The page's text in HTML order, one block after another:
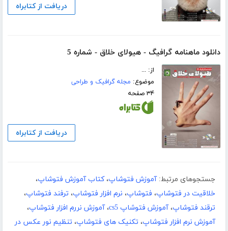
دریافت از کتابراه
دانلود ماهنامه گرافیگ - هیولای خلاق - شماره 5
از: ...
موضوع: مجله گرافیک و طراحی
۳۴ صفحه
دریافت از کتابراه
جستجوهای مرتبط: آموزش فتوشاپ،کتاب آموزش فتوشاپ،
خلاقیت در فتوشاپ، فتوشاپ، نرم افزار فتوشاپ، ترفند فتوشاپ،
ترقند فتوشاپ،آموزش فتوشاپ cs5 ،آموزش نررم افزار فتوشاپ،
آموزش نرم افزار فتوشاپ، تکنیک های فتوشاپ، تنظیم نور عکس در